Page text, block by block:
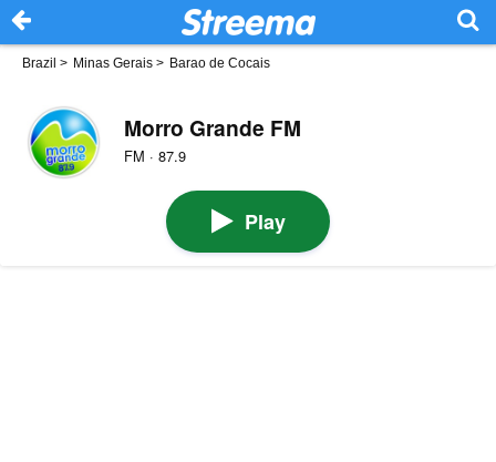
Brazil > Minas Gerais > Barao de Cocais
Morro Grande FM
FM · 87.9
Play